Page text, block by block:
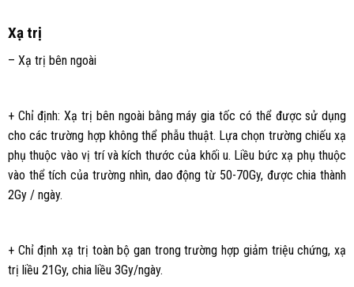
Xạ trị
– Xạ trị bên ngoài
+ Chỉ định: Xạ trị bên ngoài bằng máy gia tốc có thể được sử dụng
cho các trường hợp không thể phẫu thuật. Lựa chọn trường chiếu xạ
phụ thuộc vào vị trí và kích thước của khối u. Liều bức xạ phụ thuộc
vào thể tích của trường nhìn, dao động từ 50-70Gy, được chia thành
2Gy / ngày.
+ Chỉ định xạ trị toàn bộ gan trong trường hợp giảm triệu chứng, xạ
trị liều 21Gy, chia liều 3Gy/ngày.